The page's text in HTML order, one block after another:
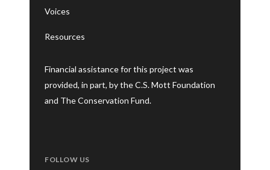
Voices
Resources
Financial assistance for this project was
provided, in part, by the C.S. Mott Foundation
and The Conservation Fund.
FOLLOW US